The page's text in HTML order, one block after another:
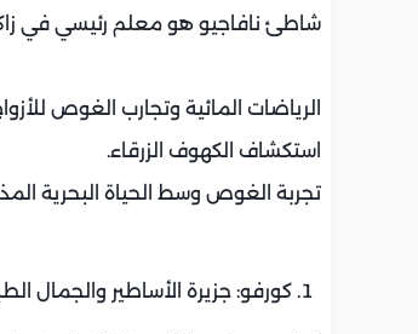
شاطئ نافاجيو هو معلم رئيسي في
الرياضات المائية وتجارب الغوص
استكشاف الكهوف الزرقاء.
تجربة الغوص وسط الحياة البحرية
كورفو: جزيرة الأساطير والجمال